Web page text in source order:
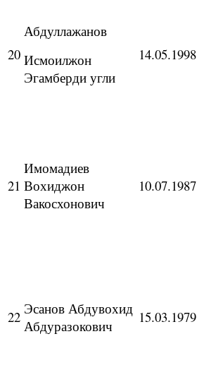
20
Абдуллажанов
Исмоилжон
Эгамберди угли
14.05.1998
21
Имомадиев
Вохиджон
Вакосхонович
10.07.1987
22 Эсанов Абдувохид
Абдуразокович
15.03.1979